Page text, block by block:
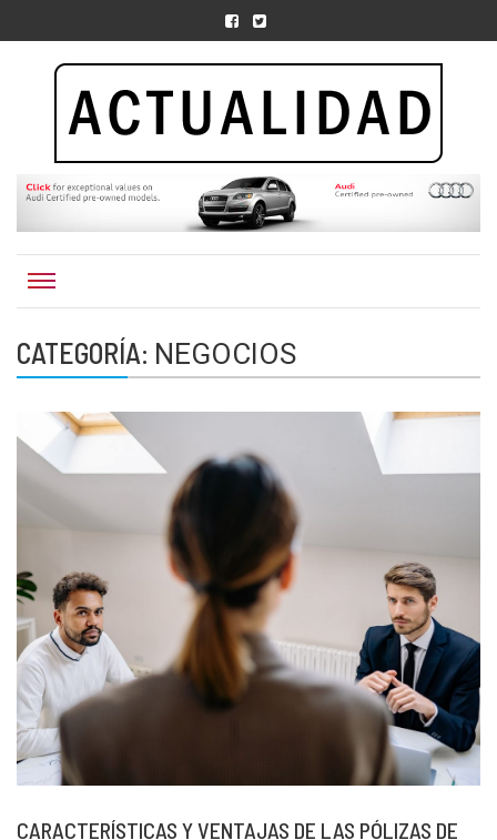
CATEGORÍA: NEGOCIOS
CARACTERÍSTICAS Y VENTAJAS DE LAS PÓLIZAS DE